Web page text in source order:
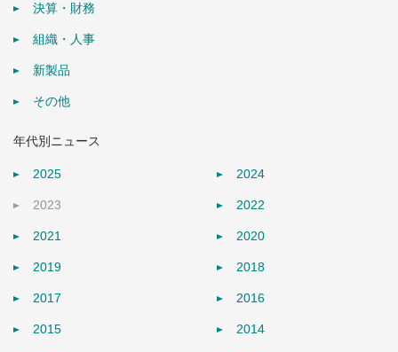
決算・財務
組織・人事
新製品
その他
年代別ニュース
2025 2024
2023 2022
2021 2020
2019 2018
2017 2016
2015 2014